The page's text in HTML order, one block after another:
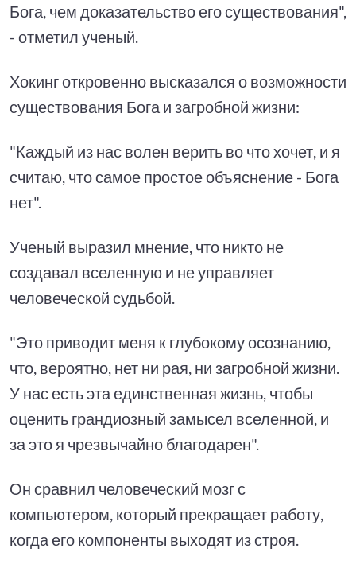
Бога, чем доказательство его существования",
- отметил ученый.
Хокинг откровенно высказался о возможности
существования Бога и загробной жизни:
"Каждый из нас волен верить во что хочет, и я
считаю, что самое простое объяснение - Бога
нет".
Ученый выразил мнение, что никто не
создавал вселенную и не управляет
человеческой судьбой.
"Это приводит меня к глубокому осознанию,
что, вероятно, нет ни рая, ни загробной жизни.
У нас есть эта единственная жизнь, чтобы
оценить грандиозный замысел вселенной, и
за это я чрезвычайно благодарен".
Он сравнил человеческий мозг с
компьютером, который прекращает работу,
когда его компоненты выходят из строя.